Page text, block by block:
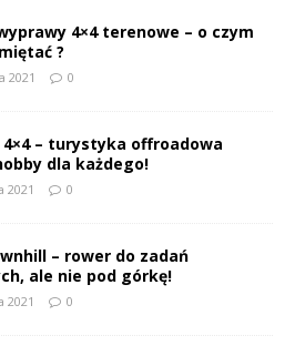
4×4 terenowe – o czym
?
2021 0
– turystyka offroadowa
dla każdego!
2021 0
– rower do zadań
ale nie pod górkę!
2021 0